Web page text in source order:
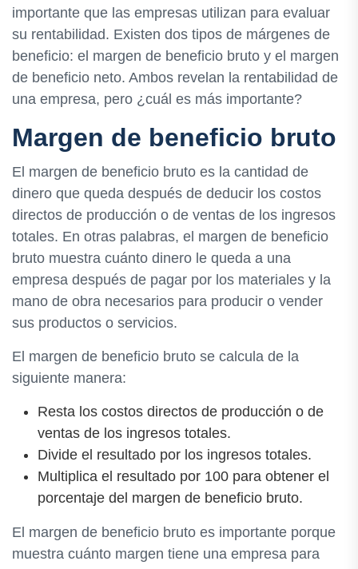
importante que las empresas utilizan para evaluar
su rentabilidad. Existen dos tipos de márgenes de
beneficio: el margen de beneficio bruto y el margen
de beneficio neto. Ambos revelan la rentabilidad de
una empresa, pero ¿cuál es más importante?
Margen de beneficio bruto
El margen de beneficio bruto es la cantidad de
dinero que queda después de deducir los costos
directos de producción o de ventas de los ingresos
totales. En otras palabras, el margen de beneficio
bruto muestra cuánto dinero le queda a una
empresa después de pagar por los materiales y la
mano de obra necesarios para producir o vender
sus productos o servicios.
El margen de beneficio bruto se calcula de la
siguiente manera:
Resta los costos directos de producción o de
ventas de los ingresos totales.
Divide el resultado por los ingresos totales.
Multiplica el resultado por 100 para obtener el
porcentaje del margen de beneficio bruto.
El margen de beneficio bruto es importante porque
muestra cuánto margen tiene una empresa para